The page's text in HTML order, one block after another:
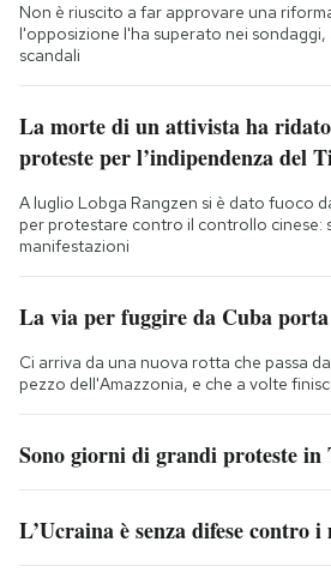
Non è riuscito a far approvare una
l'opposizione l'ha superato nei sondaggi,
scandali
La morte di un attivista ha
proteste per l’indipendenza del
A luglio Lobga Rangzen si è dato fuoco
per protestare contro il controllo cinese:
manifestazioni
La via per fuggire da Cuba
Ci arriva da una nuova rotta che passa
pezzo dell'Amazzonia, e che a volte
Sono giorni di grandi proteste in
L’Ucraina è senza difese contro